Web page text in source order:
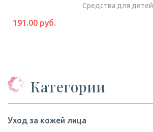
Средства для детей
191.00 руб.
Категории
Уход за кожей лица